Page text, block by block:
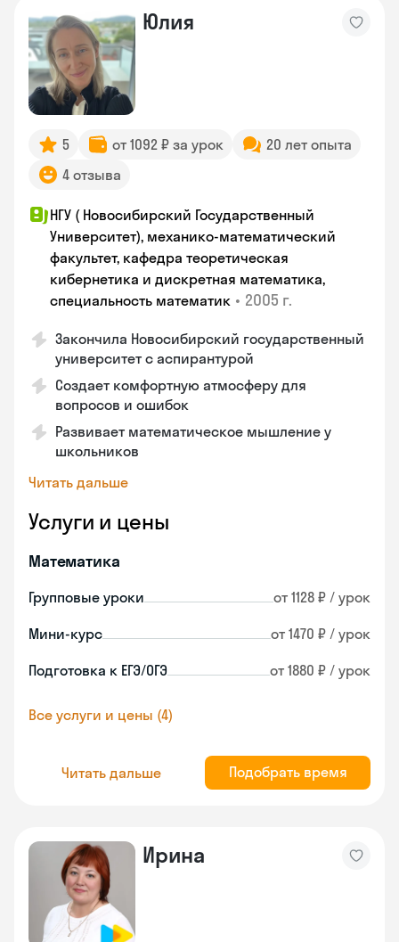
Юлия
5 от 1092 ₽ за урок
20 лет опыта
4 отзыва
НГУ ( Новосибирский Государственный
Университет), механико-математический
факультет, кафедра теоретическая
кибернетика и дискретная математика,
специальность математик • 2005 г.
Закончилa Новосибирский государственный
университет с аспирантурой
Создает комфортную атмосферу для
вопросов и ошибок
Развивает математическое мышление у
школьников
Читать дальше
Услуги и цены
Математика
Групповые уроки от 1128 ₽ / урок
Мини-курс от 1470 ₽ / урок
Подготовка к ЕГЭ/ОГЭ от 1880 ₽ / урок
Все услуги и цены (4)
Читать дальше Подобрать время
Ирина